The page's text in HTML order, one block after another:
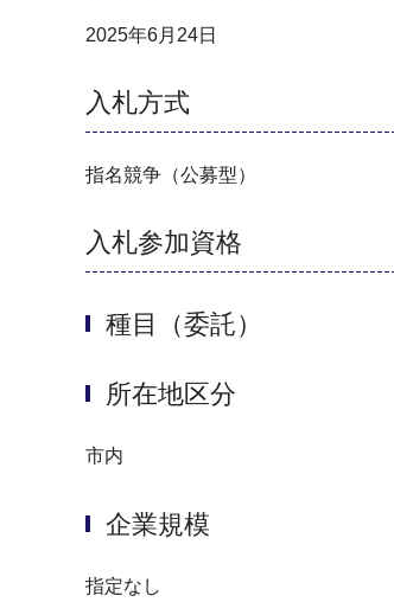
2025年6月24日
入札方式
指名競争（公募型）
入札参加資格
種目（委託）
所在地区分
市内
企業規模
指定なし